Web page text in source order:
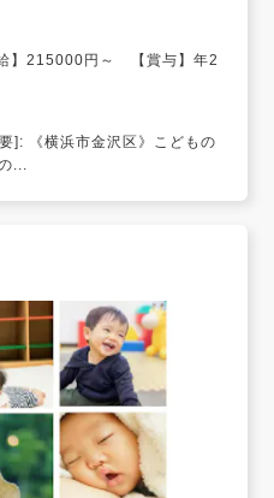
】215000円～ 【賞与】年2
]: 《横浜市金沢区》こどもの
...